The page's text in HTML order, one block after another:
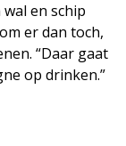
en schip
er dan toch,
“Daar gaat
op drinken.”